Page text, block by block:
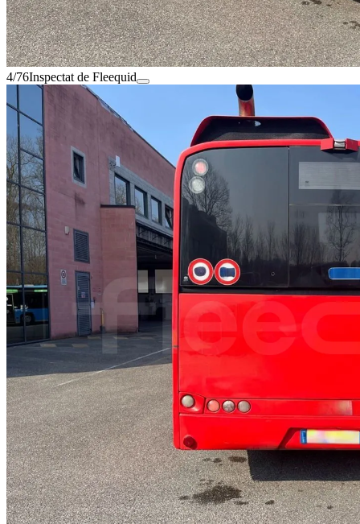
4/76Inspectat de Fleequid